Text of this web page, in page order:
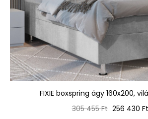
FIXIE boxspring ágy 160x200,
Normál
305 455 Ft Ár
256 430 Ft